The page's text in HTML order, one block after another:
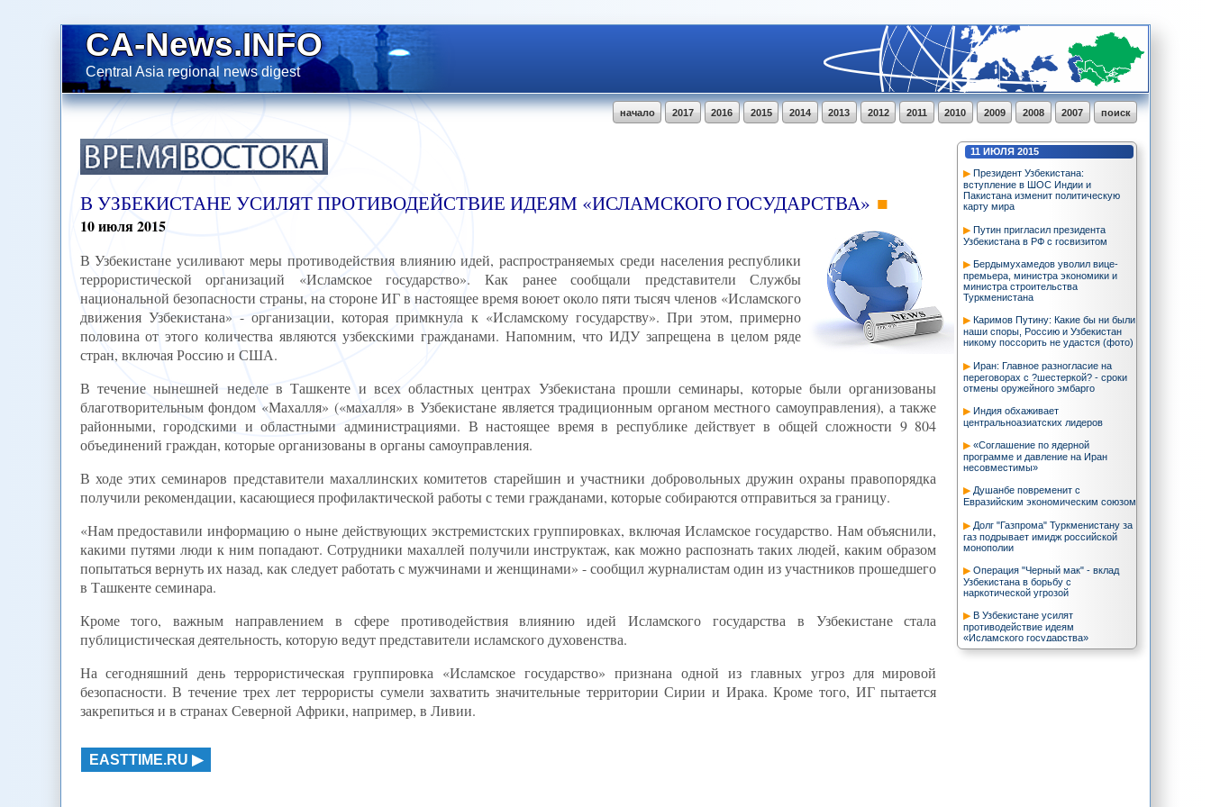
CA-News.INFO
Central Asia regional news digest
поиск
2007
2008
2009
2010
2011
2012
2013
2014
2015
2016
2017
начало
11 ИЮЛЯ 2015
Президент Узбекистана:
вступление в ШОС Индии и
Пакистана изменит политическую
карту мира
Путин пригласил президента
Узбекистана в РФ с госвизитом
Бердымухамедов уволил вице-
премьера, министра экономики и
министра строительства
Туркменистана
Каримов Путину: Какие бы ни были
наши споры, Россию и Узбекистан
никому поссорить не удастся (фото)
Иран: Главное разногласие на
переговорах с ?шестеркой? - сроки
отмены оружейного эмбарго
Индия обхаживает
центральноазиатских лидеров
«Соглашение по ядерной
программе и давление на Иран
несовместимы»
Душанбе повременит с
Евразийским экономическим союзом
Долг "Газпрома" Туркменистану за
газ подрывает имидж российской
монополии
Операция "Черный мак" - вклад
Узбекистана в борьбу с
наркотической угрозой
В Узбекистане усилят
противодействие идеям
«Исламского государства»
В УЗБЕКИСТАНЕ УСИЛЯТ ПРОТИВОДЕЙСТВИЕ ИДЕЯМ «ИСЛАМСКОГО ГОСУДАРСТВА»
10июля2015
В Узбекистане усиливают меры противодействия влиянию идей, распространяемых среди населения республики
террористической организаций «Исламское государство». Как ранее сообщали представители Службы
национальной безопасности страны, на стороне ИГ в настоящее время воюет около пяти тысяч членов «Исламского
движения Узбекистана» - организации, которая примкнула к «Исламскому государству». При этом, примерно
половина от этого количества являются узбекскими гражданами. Напомним, что ИДУ запрещена в целом ряде
стран, включая Россию и США.
В течение нынешней неделе в Ташкенте и всех областных центрах Узбекистана прошли семинары, которые были организованы
благотворительным фондом «Махалля» («махалля» в Узбекистане является традиционным органом местного самоуправления), а также
районными, городскими и областными администрациями. В настоящее время в республике действует в общей сложности 9 804
объединений граждан, которые организованы в органы самоуправления.
В ходе этих семинаров представители махаллинских комитетов старейшин и участники добровольных дружин охраны правопорядка
получили рекомендации, касающиеся профилактической работы с теми гражданами, которые собираются отправиться за границу.
«Нам предоставили информацию о ныне действующих экстремистских группировках, включая Исламское государство. Нам объяснили,
какими путями люди к ним попадают. Сотрудники махаллей получили инструктаж, как можно распознать таких людей, каким образом
попытаться вернуть их назад, как следует работать с мужчинами и женщинами» - сообщил журналистам один из участников прошедшего
в Ташкенте семинара.
Кроме того, важным направлением в сфере противодействия влиянию идей Исламского государства в Узбекистане стала
публицистическая деятельность, которую ведут представители исламского духовенства.
На сегодняшний день террористическая группировка «Исламское государство» признана одной из главных угроз для мировой
безопасности. В течение трех лет террористы сумели захватить значительные территории Сирии и Ирака. Кроме того, ИГ пытается
закрепиться и в странах Северной Африки, например, в Ливии.
EASTTIME.RU